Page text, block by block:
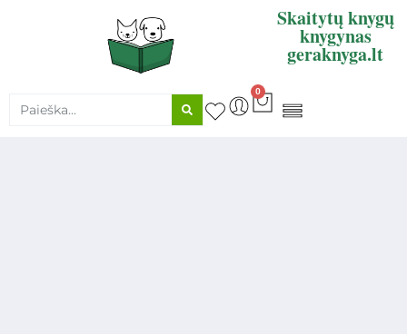
Skaitytų knygų
knygynas
geraknyga.lt
0